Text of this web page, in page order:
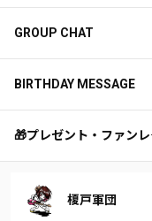
GROUP CHAT
BIRTHDAY MESSAGE
🎁プレゼント・ファン
榎戸軍団